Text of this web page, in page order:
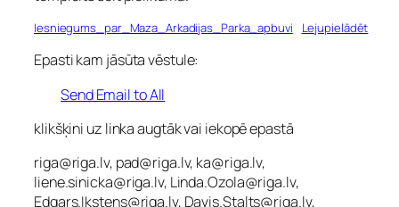
Iesniegums_par_Maza_Arkadijas_Parka_apbuvi Lejupielādēt
Epasti kam jāsūta vēstule:
Send Email to All
klikšķini uz linka augtāk vai iekopē epastā
riga@riga.lv, pad@riga.lv, ka@riga.lv,
liene.sinicka@riga.lv, Linda.Ozola@riga.lv,
Edgars.Ikstens@riga.lv, Davis.Stalts@riga.lv,